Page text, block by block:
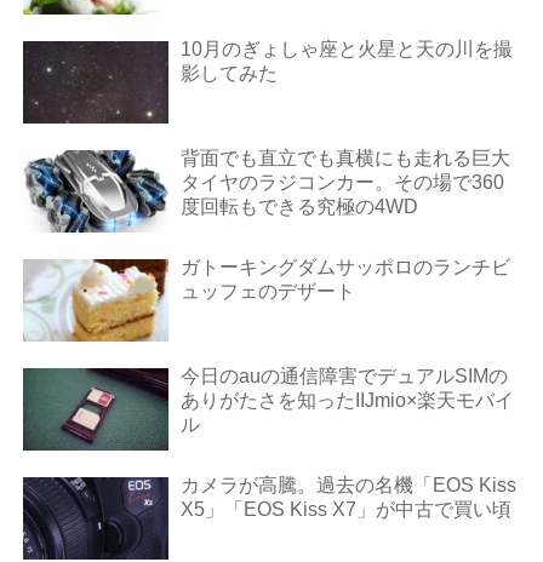
10月のぎょしゃ座と火星と天の川を撮
影してみた
背面でも直立でも真横にも走れる巨大
タイヤのラジコンカー。その場で360
度回転もできる究極の4WD
ガトーキングダムサッポロのランチビ
ュッフェのデザート
今日のauの通信障害でデュアルSIMの
ありがたさを知ったIIJmio×楽天モバイ
ル
カメラが高騰。過去の名機「EOS Kiss
X5」「EOS Kiss X7」が中古で買い頃